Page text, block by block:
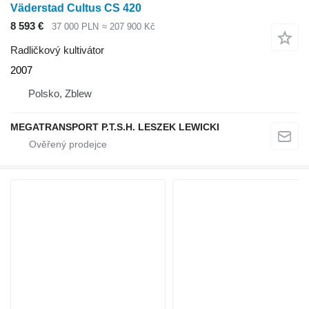
Väderstad Cultus CS 420
8 593 €
37 000 PLN ≈ 207 900 Kč
Radličkový kultivátor
2007
Polsko, Zblew
MEGATRANSPORT P.T.S.H. LESZEK LEWICKI